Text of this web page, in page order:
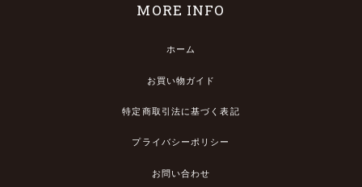
MORE INFO
ホーム
お買い物ガイド
特定商取引法に基づく表記
プライバシーポリシー
お問い合わせ